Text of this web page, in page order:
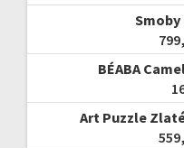
Smoby
BÉABA
Art Puzzle